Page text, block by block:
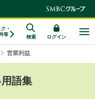
・
等
検索 ログイン
営業利益
語集